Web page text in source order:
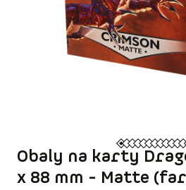
Obaly na karty
x 88 mm - Matte